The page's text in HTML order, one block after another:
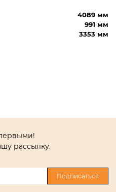
4089 мм
991 мм
3353 мм
рассылку.
Подписаться